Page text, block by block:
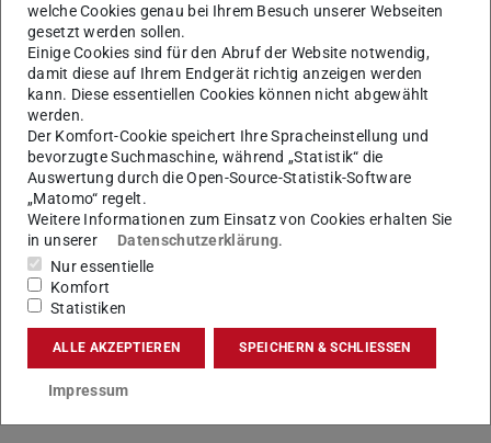
Vor Ort: Ein Tag im
Studiengang
Angebote nach
Fachbereichen
Schüler-Labore
Summer Schools und
Workshops
welche Cookies genau bei Ihrem Besuch unserer Webseiten
gesetzt werden sollen.
Einige Cookies sind für den Abruf der Website notwendig,
damit diese auf Ihrem Endgerät richtig anzeigen werden
kann. Diese essentiellen Cookies können nicht abgewählt
werden.
Der Komfort-Cookie speichert Ihre Spracheinstellung und
bevorzugte Suchmaschine, während „Statistik“ die
Auswertung durch die Open-Source-Statistik-Software
„Matomo“ regelt.
Weitere Informationen zum Einsatz von Cookies erhalten Sie
in unserer
Datenschutzerklärung.
Nur essentielle
Komfort
Statistiken
ALLE AKZEPTIEREN SPEICHERN & SCHLIESSEN
Impressum